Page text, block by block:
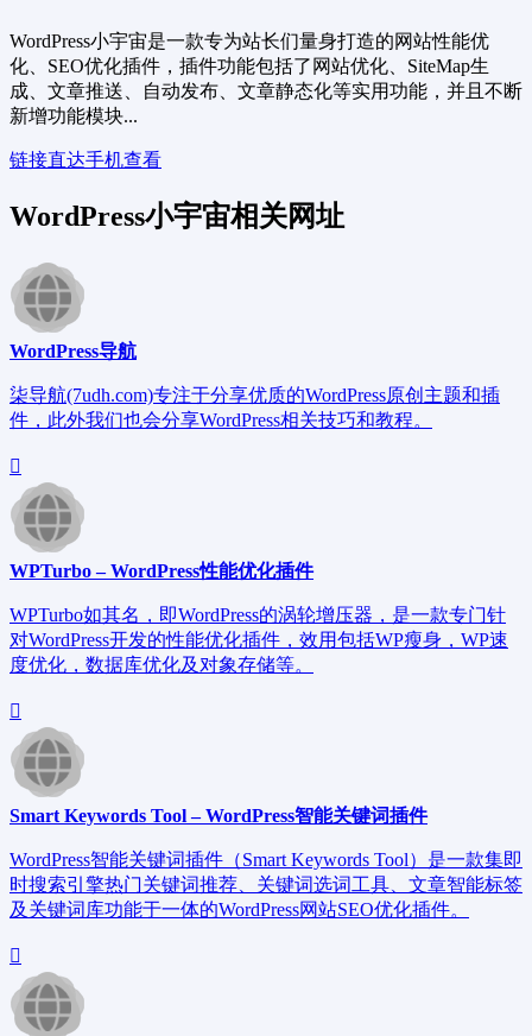
WordPress小宇宙是一款专为站长们量身打造的网站性能优
化、SEO优化插件，插件功能包括了网站优化、SiteMap生
成、文章推送、自动发布、文章静态化等实用功能，并且不断
新增功能模块...
链接直达手机查看
WordPress小宇宙相关网址
WordPress导航
柒导航(7udh.com)专注于分享优质的WordPress原创主题和插
件，此外我们也会分享WordPress相关技巧和教程。
WPTurbo – WordPress性能优化插件
WPTurbo如其名，即WordPress的涡轮增压器，是一款专门针
对WordPress开发的性能优化插件，效用包括WP瘦身，WP速
度优化，数据库优化及对象存储等。
Smart Keywords Tool – WordPress智能关键词插件
WordPress智能关键词插件（Smart Keywords Tool）是一款集即
时搜索引擎热门关键词推荐、关键词选词工具、文章智能标签
及关键词库功能于一体的WordPress网站SEO优化插件。